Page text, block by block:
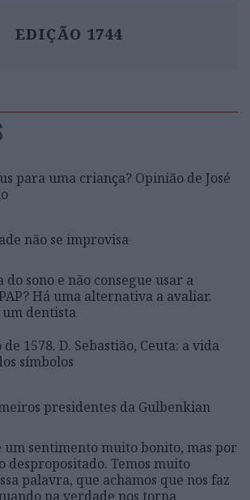
EDIÇÃO 1744
para uma criança? Opinião de José
não se improvisa
do sono e não consegue usar a
Há uma alternativa a avaliar.
dentista
de 1578. D. Sebastião, Ceuta: a vida
símbolos
presidentes da Gulbenkian
um sentimento muito bonito, mas por
despropositado. Temos muito
palavra, que achamos que nos faz
na verdade nos torna